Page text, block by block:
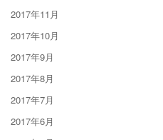
2017年11月
2017年10月
2017年9月
2017年8月
2017年7月
2017年6月